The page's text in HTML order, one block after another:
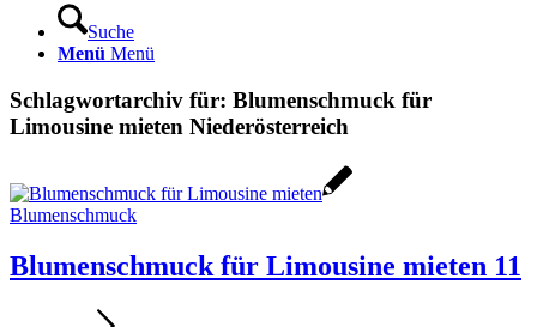
Suche
Menü Menü
Schlagwortarchiv für: Blumenschmuck für
Limousine mieten Niederösterreich
Blumenschmuck
Blumenschmuck für Limousine mieten 11